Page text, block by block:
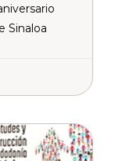
Sinaloa